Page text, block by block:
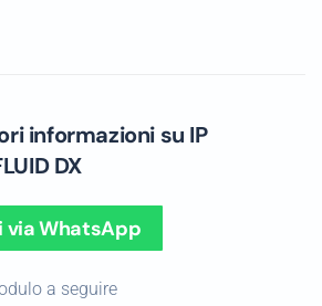
informazioni su IP
DX
WhatsApp
a seguire